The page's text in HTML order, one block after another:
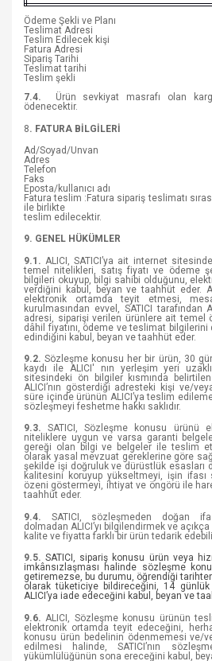
Ödeme Şekli ve Planı
Teslimat Adresi
Teslim Edilecek kişi
Fatura Adresi
Sipariş Tarihi
Teslimat tarihi
Teslim şekli
7.4. Ürün sevkiyat masrafı olan
ödenecektir.
8. FATURA BİLGİLERİ
Ad/Soyad/Unvan
Adres
Telefon
Faks
Eposta/kullanıcı adı
Fatura teslim :Fatura sipariş teslimatı
ile birlikte
teslim edilecektir.
9. GENEL HÜKÜMLER
9.1. ALICI, SATICI’ya ait internet
temel nitelikleri, satış fiyatı ve ödeme
bilgileri okuyup, bilgi sahibi olduğunu,
verdiğini kabul, beyan ve taahhüt eder.
elektronik ortamda teyit etmesi,
kurulmasından evvel, SATICI tarafından
adresi, siparişi verilen ürünlere ait temel
dâhil fiyatını, ödeme ve teslimat
edindiğini kabul, beyan ve taahhüt eder.
9.2. Sözleşme konusu her bir ürün, 30
kaydı ile ALICI' nın yerleşim yeri
sitesindeki ön bilgiler kısmında
ALICI’nın gösterdiği adresteki kişi ve/
süre içinde ürünün ALICI’ya teslim
sözleşmeyi feshetme hakkı saklıdır.
9.3. SATICI, Sözleşme konusu ürünü
niteliklere uygun ve varsa garanti
gereği olan bilgi ve belgeler ile teslim
olarak yasal mevzuat gereklerine göre
şekilde işi doğruluk ve dürüstlük esasları
kalitesini koruyup yükseltmeyi, işin ifası
özeni göstermeyi, ihtiyat ve öngörü ile
taahhüt eder.
9.4. SATICI, sözleşmeden doğan
dolmadan ALICI’yı bilgilendirmek ve
kalite ve fiyatta farklı bir ürün tedarik
9.5. SATICI, sipariş konusu ürün veya
imkânsızlaşması halinde sözleşme
getiremezse, bu durumu, öğrendiği
olarak tüketiciye bildireceğini, 14
ALICI’ya iade edeceğini kabul, beyan ve
9.6. ALICI, Sözleşme konusu ürünün
elektronik ortamda teyit edeceğini,
konusu ürün bedelinin ödenmemesi ve/
edilmesi halinde, SATICI’nın
yükümlülüğünün sona ereceğini kabul,